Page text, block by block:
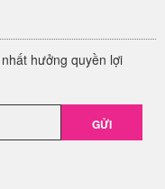
hưởng quyền lợi
GỬI